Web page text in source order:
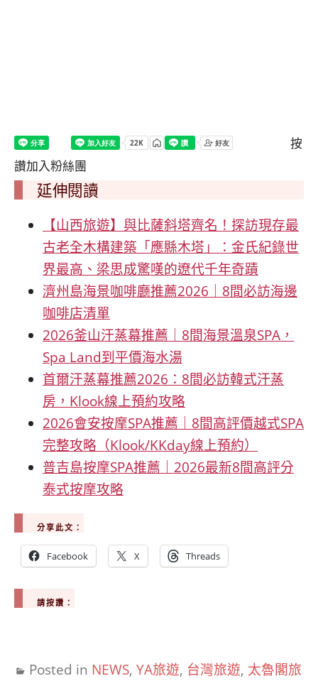
按
讚加入粉絲團
延伸閱讀
【山西旅遊】與比薩斜塔齊名！探訪現存最
古老全木構建築「應縣木塔」：金氏紀錄世
界最高、梁思成驚嘆的遼代千年奇蹟
濟州島海景咖啡廳推薦2026｜8間必訪海邊
咖啡店清單
2026釜山汗蒸幕推薦｜8間海景溫泉SPA，
Spa Land到平價海水湯
首爾汗蒸幕推薦2026：8間必訪韓式汗蒸
房，Klook線上預約攻略
2026會安按摩SPA推薦｜8間高評價越式SPA
完整攻略（Klook/KKday線上預約）
普吉島按摩SPA推薦｜2026最新8間高評分
泰式按摩攻略
分享此文：
Facebook X Threads
請按讚：
Posted in NEWS, YA旅遊, 台灣旅遊, 太魯閣旅